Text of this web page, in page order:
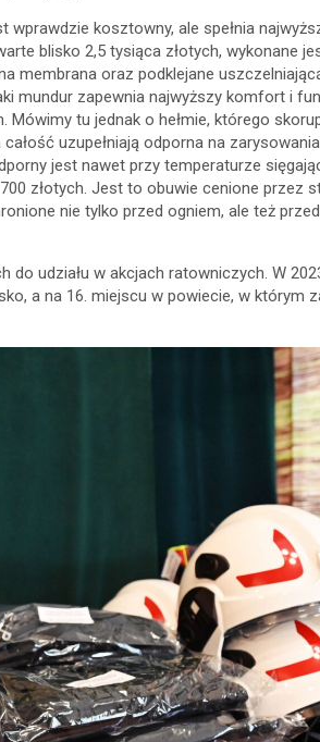
wprawdzie kosztowny, ale spełnia
blisko 2,5 tysiąca złotych, wykonane
membrana oraz podklejane
mundur zapewnia najwyższy komfort i
Mówimy tu jednak o hełmie, którego
uzupełniają odporna na
jest nawet przy temperaturze
złotych. Jest to obuwie cenione przez
nie tylko przed ogniem, ale też
udziału w akcjach ratowniczych. W
a na 16. miejscu w powiecie, w którym